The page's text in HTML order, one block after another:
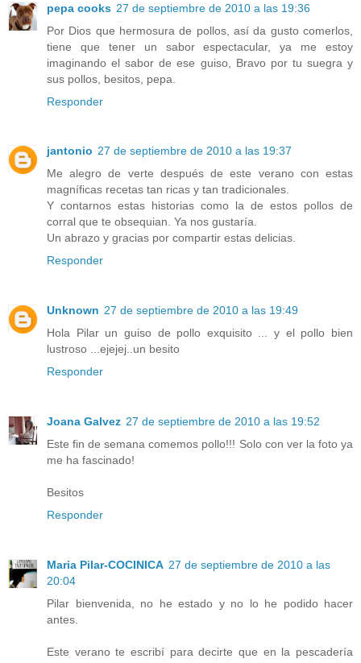
pepa cooks 27 de septiembre de 2010 a las 19:36
Por Dios que hermosura de pollos, así da gusto comerlos,
tiene que tener un sabor espectacular, ya me estoy
imaginando el sabor de ese guiso, Bravo por tu suegra y
sus pollos, besitos, pepa.
Responder
jantonio 27 de septiembre de 2010 a las 19:37
Me alegro de verte después de este verano con estas
magníficas recetas tan ricas y tan tradicionales.
Y contarnos estas historias como la de estos pollos de
corral que te obsequian. Ya nos gustaría.
Un abrazo y gracias por compartir estas delicias.
Responder
Unknown 27 de septiembre de 2010 a las 19:49
Hola Pilar un guiso de pollo exquisito ... y el pollo bien
lustroso ...ejejej..un besito
Responder
Joana Galvez 27 de septiembre de 2010 a las 19:52
Este fin de semana comemos pollo!!! Solo con ver la foto ya
me ha fascinado!
Besitos
Responder
Maria Pilar-COCINICA 27 de septiembre de 2010 a las
20:04
Pilar bienvenida, no he estado y no lo he podido hacer
antes.
Este verano te escribí para decirte que en la pescadería